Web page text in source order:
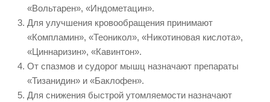
«Вольтарен», «Индометацин».
Для улучшения кровообращения принимают
«Компламин», «Теоникол», «Никотиновая кислота»,
«Циннаризин», «Кавинтон».
От спазмов и судорог мышц назначают препараты
«Тизанидин» и «Баклофен».
Для снижения быстрой утомляемости назначают